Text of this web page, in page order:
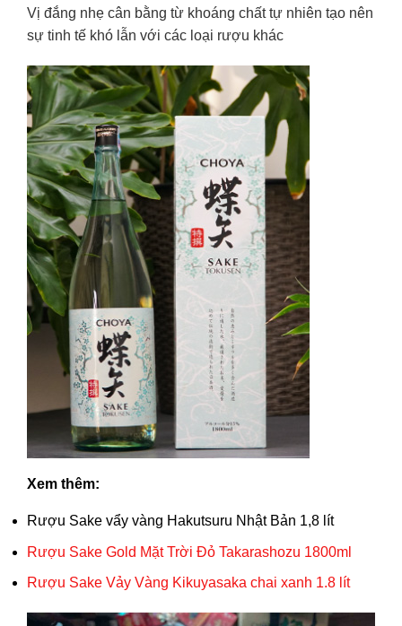
Vị đắng nhẹ cân bằng từ khoáng chất tự nhiên tạo nên
sự tinh tế khó lẫn với các loại rượu khác
Xem thêm:
Rượu Sake vẩy vàng Hakutsuru Nhật Bản 1,8 lít
Rượu Sake Gold Mặt Trời Đỏ Takarashozu 1800ml
Rượu Sake Vảy Vàng Kikuyasaka chai xanh 1.8 lít